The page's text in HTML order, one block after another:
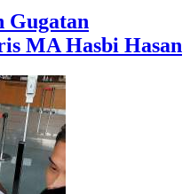
Gugatan
MA Hasbi Hasan